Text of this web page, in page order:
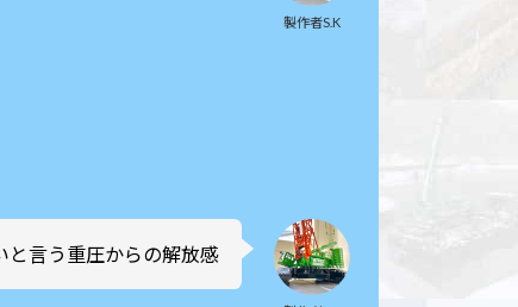
製作者S.K
と言う重圧からの解放感